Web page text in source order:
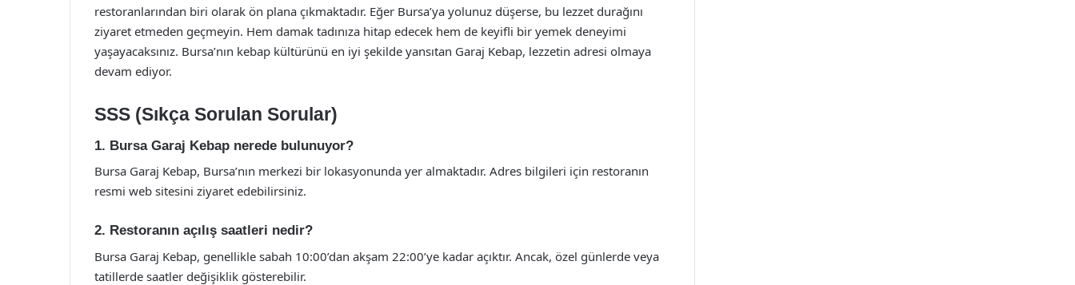
restoranlarından biri olarak ön plana çıkmaktadır. Eğer Bursa’ya yolunuz düşerse, bu lezzet durağını
ziyaret etmeden geçmeyin. Hem damak tadınıza hitap edecek hem de keyifli bir yemek deneyimi
yaşayacaksınız. Bursa’nın kebap kültürünü en iyi şekilde yansıtan Garaj Kebap, lezzetin adresi olmaya
devam ediyor.
SSS (Sıkça Sorulan Sorular)
1. Bursa Garaj Kebap nerede bulunuyor?
Bursa Garaj Kebap, Bursa’nın merkezi bir lokasyonunda yer almaktadır. Adres bilgileri için restoranın
resmi web sitesini ziyaret edebilirsiniz.
2. Restoranın açılış saatleri nedir?
Bursa Garaj Kebap, genellikle sabah 10:00’dan akşam 22:00’ye kadar açıktır. Ancak, özel günlerde veya
tatillerde saatler değişiklik gösterebilir.